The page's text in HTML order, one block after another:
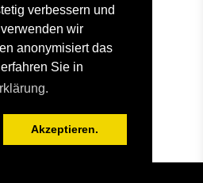
verbessern und
wir
anonymisiert das
Sie in
Akzeptieren.